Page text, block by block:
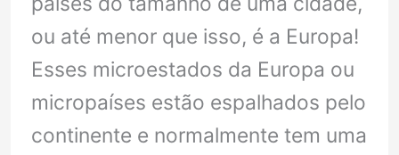
ou até menor que isso, é a Europa!
Esses microestados da Europa ou
micropaíses estão espalhados pelo
continente e normalmente tem uma